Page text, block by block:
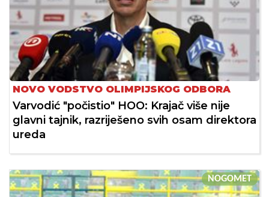
NOVO VODSTVO OLIMPIJSKOG ODBORA
Varvodić "počistio" HOO: Krajač više nije
glavni tajnik, razriješeno svih osam direktora
ureda
NOGOMET